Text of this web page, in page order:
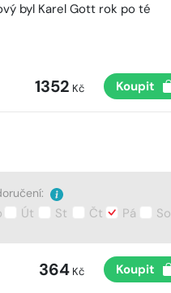
byl Karel Gott rok po té
1352 Kč Koupit
Út St Čt Pá So
364Kč Koupit